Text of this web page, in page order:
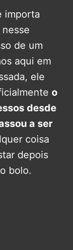
importa
de um
aqui em
ele
o
desde
a ser
coisa
depois
bolo.